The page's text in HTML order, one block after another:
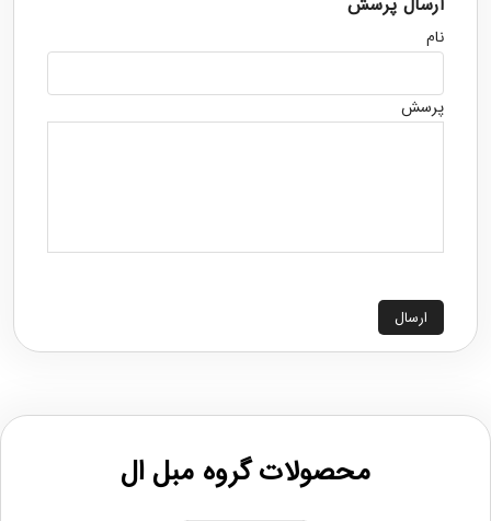
ارسال پرسش
نام
پرسش
ارسال
محصولات گروه مبل ال